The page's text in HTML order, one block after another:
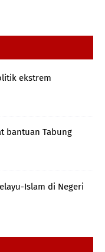
ekstrem
bantuan Tabung
Islam di Negeri